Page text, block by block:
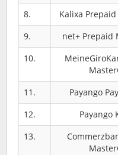
8.
Kalixa
9.
net+ Prepaid
10.
11. Payango
12.
Payango
13.